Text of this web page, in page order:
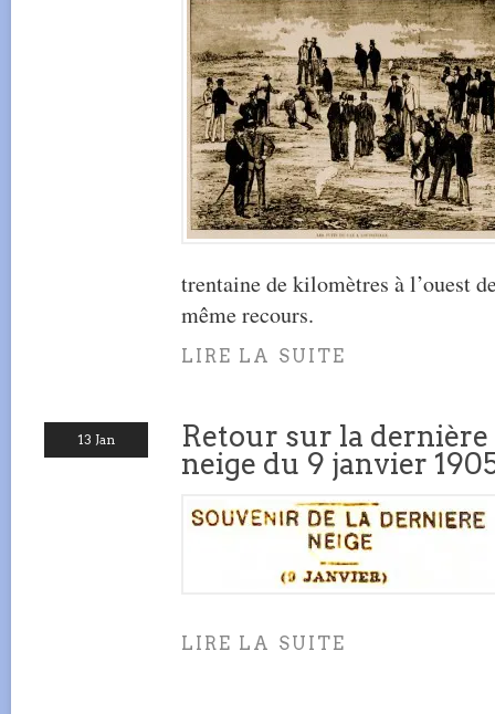
trentaine de kilomètres à l’ouest
même recours.
LIRE LA SUITE
13 Jan
Retour sur la dernière
neige du 9 janvier
LIRE LA SUITE